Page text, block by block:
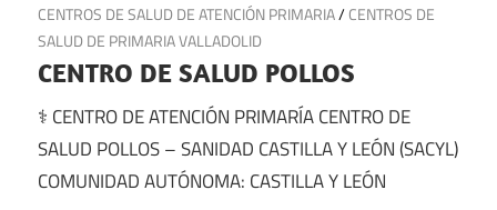
11 de julio de 2025
CENTROS DE SALUD DE ATENCIÓN PRIMARIA/CENTROS DE
SALUD DE PRIMARIA VALLADOLID
CENTRO DE SALUD POLLOS
⚕️ CENTRO DE ATENCIÓN PRIMARÍA CENTRO DE
SALUD POLLOS – SANIDAD CASTILLA Y LEÓN (SACYL)
COMUNIDAD AUTÓNOMA: CASTILLA Y LEÓN